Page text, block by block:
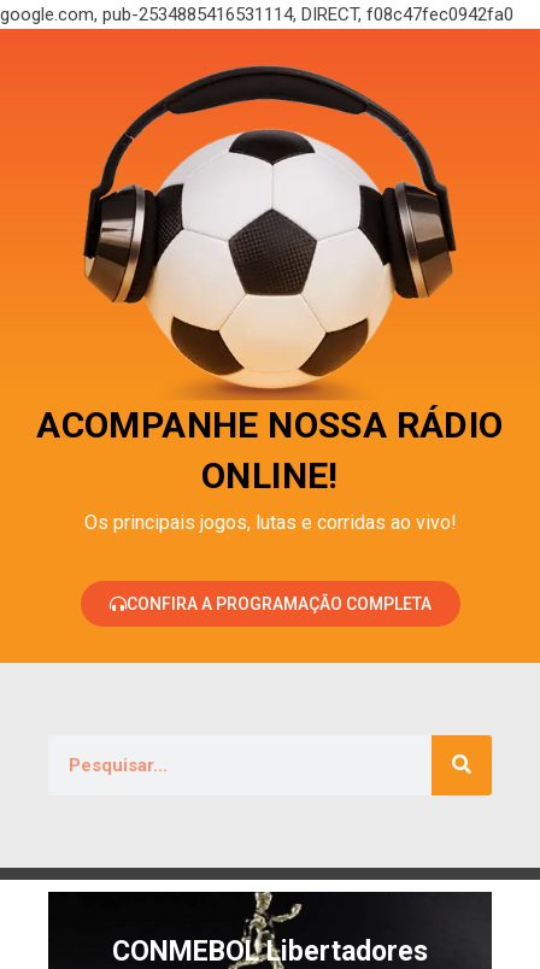
google.com, pub-2534885416531114, DIRECT, f08c47fec0942fa0
ACOMPANHE NOSSA RÁDIO
ONLINE!
Os principais jogos, lutas e corridas ao vivo!
CONFIRA A PROGRAMAÇÃO COMPLETA
CONMEBOL Libertadores